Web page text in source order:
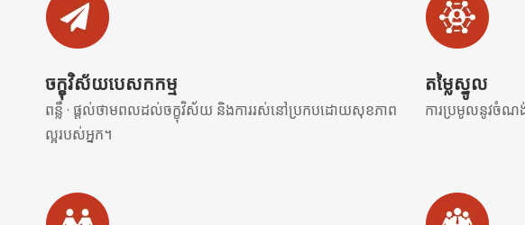
ចក្ខុវិស័យបេសកកម្ម
ពន្លឺ · ផ្តល់ថាមពលដល់ចក្ខុវិស័យ និងការរស់នៅប្រកបដោយសុខភាព
ល្អរបស់អ្នក។
តម្លៃស្នូល
ការ​ប្រមូល​នូវ​ចំណ